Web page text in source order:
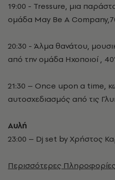
19:00 - Tressure, μια
ομάδα May Be A
20:30 - Άλμα θανάτου,
από την ομάδα Ηχοποιοί , 40’
21:30 – Once upon a time,
αυτοσχεδιασμός από τις
Αυλή
23:00 – Dj set by Χρήστος
Περισσότερες Πληροφορίες